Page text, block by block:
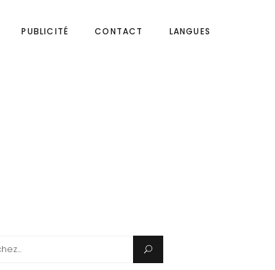
PUBLICITÉ CONTACT LANGUES